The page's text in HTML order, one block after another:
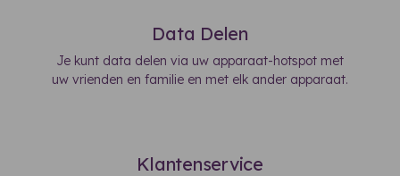
Data Delen
Je kunt data delen via uw apparaat-hotspot met
uw vrienden en familie en met elk ander apparaat.
Klantenservice